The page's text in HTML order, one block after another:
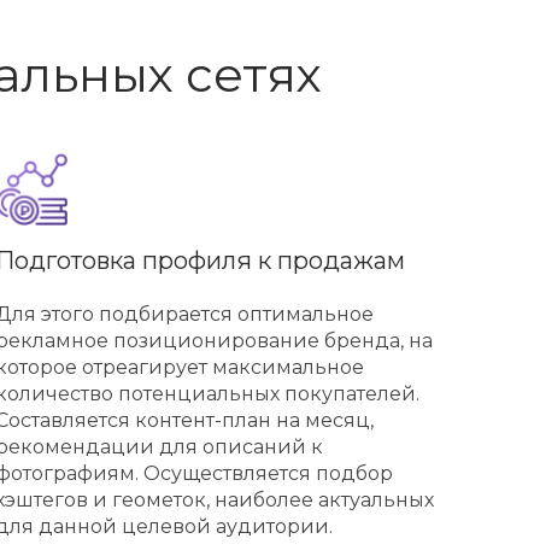
сетях
профиля к продажам
этого подбирается оптимальное
позиционирование бренда, на
отреагирует максимальное
потенциальных покупателей.
контент-план на месяц,
для описаний к
Осуществляется подбор
и геометок, наиболее актуальных
данной целевой аудитории.